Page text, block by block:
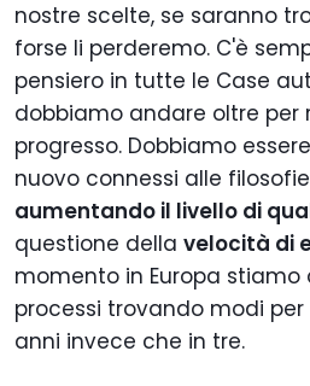
nostre scelte, se saranno
forse li perderemo. C'è
pensiero in tutte le Case
dobbiamo andare oltre per
progresso. Dobbiamo essere
nuovo connessi alle
aumentando il livello di
questione della velocità di
momento in Europa
processi trovando modi
anni invece che in tre.